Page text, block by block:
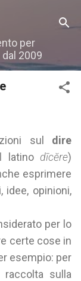
per
2009
sul dire
latinodīcĕre)
esprimere
opinioni,
per lo
certe cose in
esempio: per
sulla